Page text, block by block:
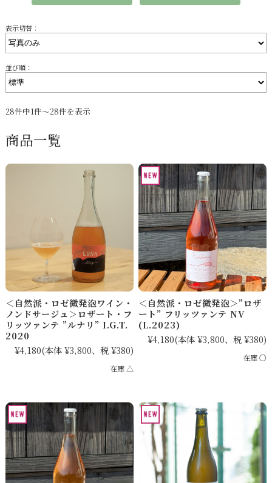
表示切替：
並び順：
28件中1件～28件を表示
商品一覧
＜自然派・ロゼ微発泡ワイン・
ノンドサージュ＞ロザート・フ
リッツァンテ ”ルナリ” I.G.T.
2020
¥4,180(本体 ¥3,800、税 ¥380)
在庫 △
＜自然派・ロゼ微発泡＞”ロザ
ート” フリッツァンテ NV
(L.2023)
¥4,180(本体 ¥3,800、税 ¥380)
在庫 ○